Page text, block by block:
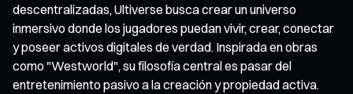
descentralizadas, Ultiverse busca crear un universo
inmersivo donde los jugadores puedan vivir, crear, conectar
y poseer activos digitales de verdad. Inspirada en obras
como "Westworld", su filosofía central es pasar del
entretenimiento pasivo a la creación y propiedad activa.